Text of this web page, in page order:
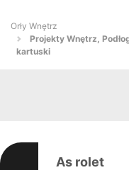
Orły Wnętrz
Projekty Wnętrz,
kartuski
As rolet